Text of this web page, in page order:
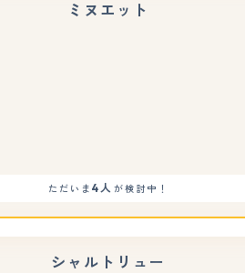
ミヌエット
ただいま4人 が検討中！
シャルトリュー